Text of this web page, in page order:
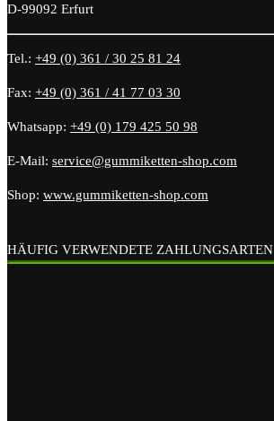
D-99092 Erfurt
Tel.: +49 (0) 361 / 30 25 81 24
Fax: +49 (0) 361 / 41 77 03 30
Whatsapp: +49 (0) 179 425 50 98
E-Mail: service@gummiketten-shop.com
Shop: www.gummiketten-shop.com
HÄUFIG VERWENDETE ZAHLUNGSARTEN